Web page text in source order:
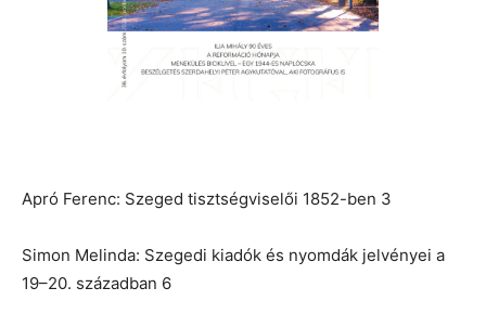
Apró Ferenc: Szeged tisztségviselői 1852-ben 3
Simon Melinda: Szegedi kiadók és nyomdák jelvényei a
19–20. században 6